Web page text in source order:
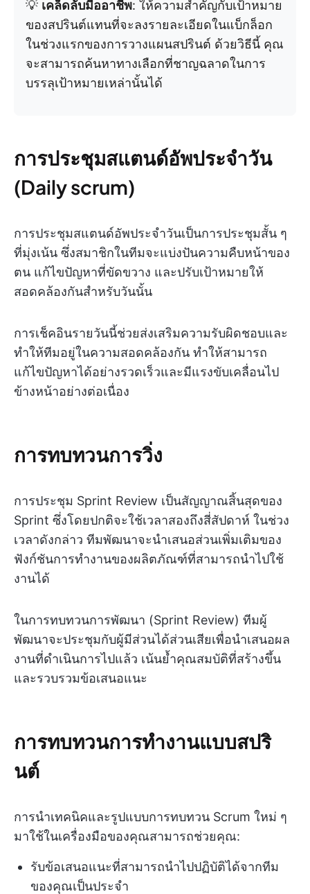
💡 เคล็ดลับมืออาชีพ: ให้ความสำคัญกับเป้าหมาย
ของสปรินต์แทนที่จะลงรายละเอียดในแบ็กล็อก
ในช่วงแรกของการวางแผนสปรินต์ ด้วยวิธีนี้ คุณ
จะสามารถค้นหาทางเลือกที่ชาญฉลาดในการ
บรรลุเป้าหมายเหล่านั้นได้
การประชุมสแตนด์อัพประจำวัน
(Daily scrum)
การประชุมสแตนด์อัพประจำวันเป็นการประชุมสั้น ๆ
ที่มุ่งเน้น ซึ่งสมาชิกในทีมจะแบ่งปันความคืบหน้าของ
ตน แก้ไขปัญหาที่ขัดขวาง และปรับเป้าหมายให้
สอดคล้องกันสำหรับวันนั้น
การเช็คอินรายวันนี้ช่วยส่งเสริมความรับผิดชอบและ
ทำให้ทีมอยู่ในความสอดคล้องกัน ทำให้สามารถ
แก้ไขปัญหาได้อย่างรวดเร็วและมีแรงขับเคลื่อนไป
ข้างหน้าอย่างต่อเนื่อง
การทบทวนการวิ่ง
การประชุม Sprint Review เป็นสัญญาณสิ้นสุดของ
Sprint ซึ่งโดยปกติจะใช้เวลาสองถึงสี่สัปดาห์ ในช่วง
เวลาดังกล่าว ทีมพัฒนาจะนำเสนอส่วนเพิ่มเติมของ
ฟังก์ชันการทำงานของผลิตภัณฑ์ที่สามารถนำไปใช้
งานได้
ในการทบทวนการพัฒนา (Sprint Review) ทีมผู้
พัฒนาจะประชุมกับผู้มีส่วนได้ส่วนเสียเพื่อนำเสนอผล
งานที่ดำเนินการไปแล้ว เน้นย้ำคุณสมบัติที่สร้างขึ้น
และรวบรวมข้อเสนอแนะ
การทบทวนการทำงานแบบสปริ
นต์
การนำเทคนิคและรูปแบบการทบทวน Scrum ใหม่ ๆ
มาใช้ในเครื่องมือของคุณสามารถช่วยคุณ:
รับข้อเสนอแนะที่สามารถนำไปปฏิบัติได้จากทีม
ของคุณเป็นประจำ